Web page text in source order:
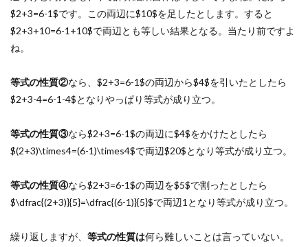
$2+3=6-1$です。この両辺に$10$を足したとします。すると
$2+3+10=6-1+10$で両辺とも等しい結果となる。当たり前ですよ
ね。
等式の性質②なら、$2+3=6-1$の両辺から$4$を引いたとしたら
$2+3-4=6-1-4$となりやっぱり等式が成り立つ。
等式の性質③なら$2+3=6-1$の両辺に$4$をかけたとしたら
$(2+3)\times4=(6-1)\times4$で両辺$20$となり等式が成り立つ。
等式の性質④なら$2+3=6-1$の両辺を$5$で割ったとしたら
$\dfrac{(2+3)}{5}=\dfrac{(6-1)}{5}$で両辺1となり等式が成り立つ。
繰り返しますが、 等式の性質は何ら難しいことは言っていない。